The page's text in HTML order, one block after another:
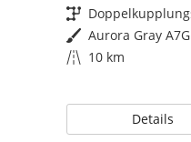
Getriebe
Außenfarbe Aurora Gray A7G
Kilometerstand 10 km
Details